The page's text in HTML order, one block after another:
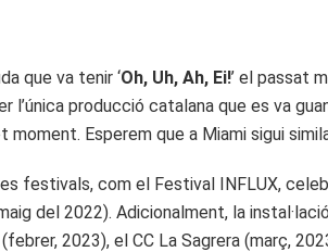
que va tenir ‘Oh, Uh, Ah, Ei!’ el passat
l’única producció catalana que es va
Esperem que a Miami sigui
festivals, com el Festival INFLUX,
del 2022). Adicionalment, la
2023), el CC La Sagrera (març,